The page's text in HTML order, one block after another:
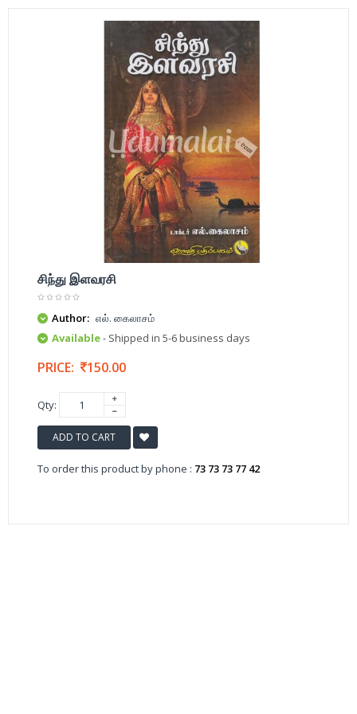
சிந்து இளவரசி
Author: எல். கைலாசம்
Available- Shipped in 5-6 business days
PRICE: 150.00
Qty:
ADD TO CART
To order this product by phone : 73 73 73 77 42